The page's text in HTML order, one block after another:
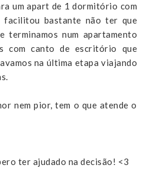
um apart de 1 dormitório com
facilitou bastante não ter que
num apartamento
com canto de escritório que
na última etapa viajando
nem pior, tem o que atende o
ter ajudado na decisão! <3